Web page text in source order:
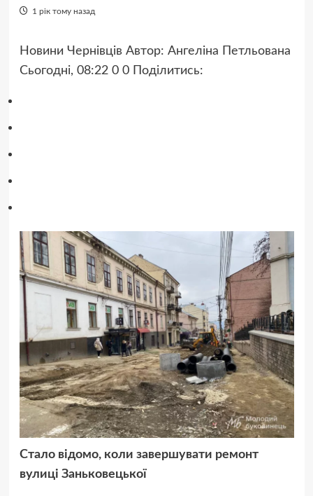
1 рік тому назад
Новини Чернівців Автор: Ангеліна Петльована
Сьогодні, 08:22 0 0 Поділитись:
Стало відомо, коли завершувати ремонт
вулиці Заньковецької